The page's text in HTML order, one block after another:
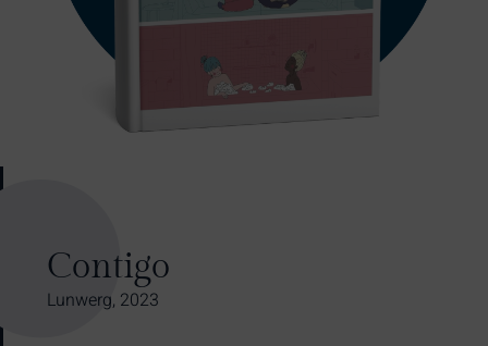
Contigo
Lunwerg, 2023